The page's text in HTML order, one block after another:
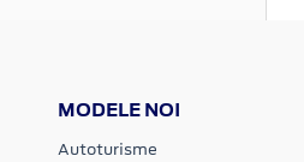
MODELE NOI
Autoturisme